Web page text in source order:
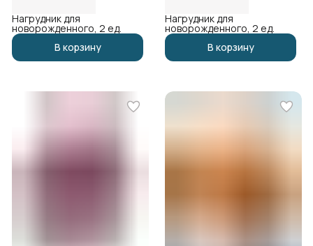
Нагрудник для
новорожденного, 2 ед.
В корзину
Нагрудник для
новорожденного, 2 ед.
В корзину